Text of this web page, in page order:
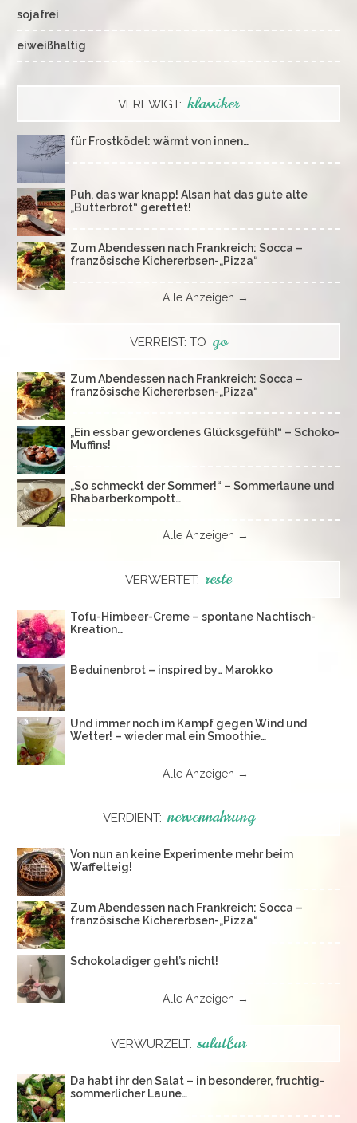
sojafrei
eiweißhaltig
VEREWIGT: klassiker
für Frostködel: wärmt von innen…
Puh, das war knapp! Alsan hat das gute alte
„Butterbrot“ gerettet!
Zum Abendessen nach Frankreich: Socca –
französische Kichererbsen-„Pizza“
Alle Anzeigen →
VERREIST: TO go
Zum Abendessen nach Frankreich: Socca –
französische Kichererbsen-„Pizza“
„Ein essbar gewordenes Glücksgefühl“ – Schoko-
Muffins!
„So schmeckt der Sommer!“ – Sommerlaune und
Rhabarberkompott…
Alle Anzeigen →
VERWERTET: reste
Tofu-Himbeer-Creme – spontane Nachtisch-
Kreation…
Beduinenbrot – inspired by… Marokko
Und immer noch im Kampf gegen Wind und
Wetter! – wieder mal ein Smoothie…
Alle Anzeigen →
VERDIENT: nervennahrung
Von nun an keine Experimente mehr beim
Waffelteig!
Zum Abendessen nach Frankreich: Socca –
französische Kichererbsen-„Pizza“
Schokoladiger geht’s nicht!
Alle Anzeigen →
VERWURZELT: salatbar
Da habt ihr den Salat – in besonderer, fruchtig-
sommerlicher Laune…